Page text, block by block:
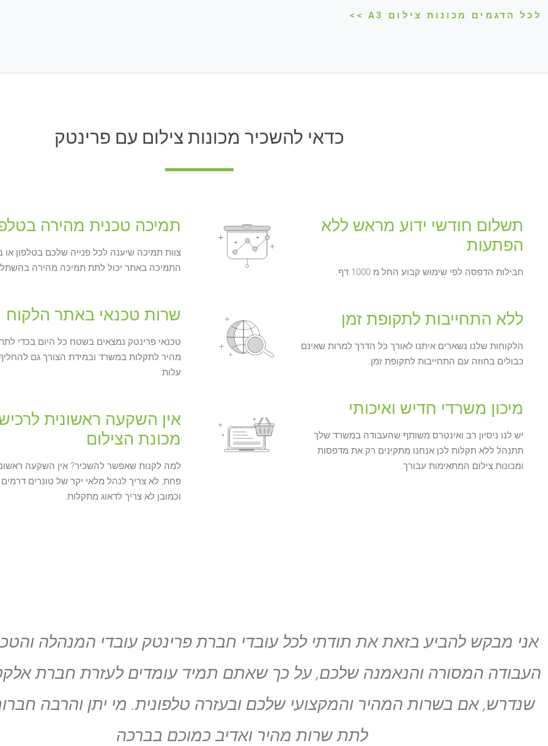
לכל הדגמים מכונות צילום A3 >>
כדאי להשכיר מכונות צילום עם פרינטק
תשלום חודשי ידוע מראש ללא
הפתעות
חבילות הדפסה לפי שימוש קבוע החל מ 1000 דף.
ללא התחייבות לתקופת זמן
הלקוחות שלנו נשארים איתנו לאורך כל הדרך למרות שאינם
כבולים בחוזה עם התחייבות לתקופת זמן.
מיכון משרדי חדיש ואיכותי
יש לנו ניסיון רב ואינטרס משותף שהעבודה במשרד שלך
תתנהל ללא תקלות לכן אנחנו מתקינים רק את מדפסות
ומכונות צילום המתאימות עבורך.
תמיכה טכנית מהירה
צוות תמיכה שיענה לכל פנייה שלכם בטלפון או
התמיכה באתר יכול לתת תמיכה מהירה
שרות טכנאי באתר הלקוח
טכנאי פרינטק נמצאים בשטח כל היום בכדי
מהיר לתקלות במשרד ובמידת הצורך גם
עלות
אין השקעה ראשונית
מכונת הצילום
למה לקנות שאפשר להשכיר? אין השקעה
פחת, לא צריך לנהל מלאי יקר של טונרים
וכמובן לא צריך לדאוג מתקלות.
אני מבקש להביע בזאת את תודתי לכל עובדי חברת פרינטק עובדי המנהלה
העבודה המסורה והנאמנה שלכם, על כך שאתם תמיד עומדים לעזרת חברת
שנדרש, אם בשרות המהיר והמקצועי שלכם ובעזרה טלפונית. מי יתן והרבה
לתת שרות מהיר ואדיב כמוכם בברכה